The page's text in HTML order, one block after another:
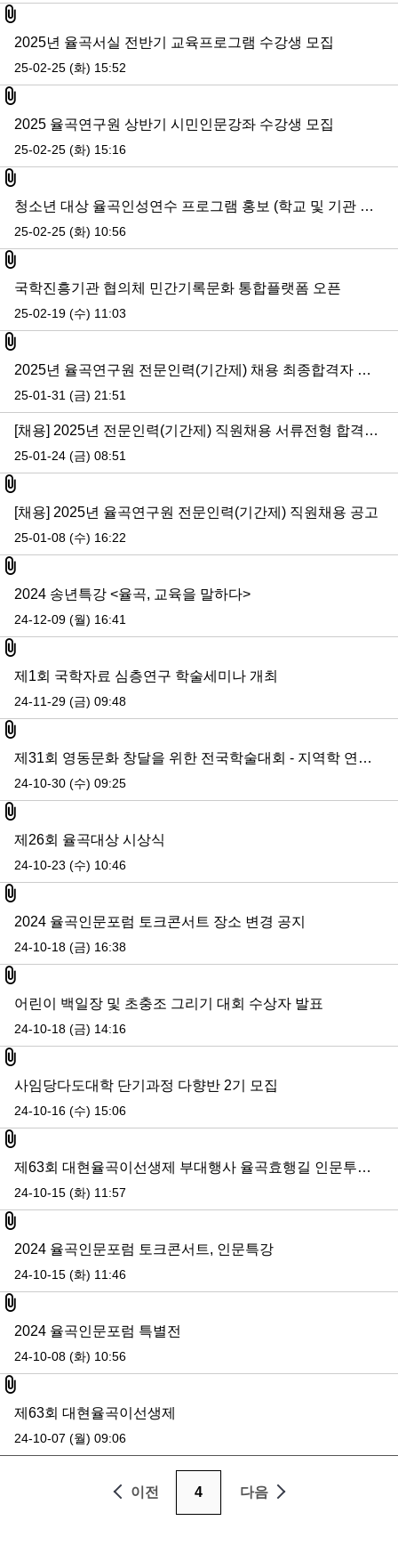
첨부파일
2025년 율곡서실 전반기 교육프로그램 수강생 모집
25-02-25 (화) 15:52
첨부파일
2025 율곡연구원 상반기 시민인문강좌 수강생 모집
25-02-25 (화) 15:16
첨부파일
청소년 대상 율곡인성연수 프로그램 홍보 (학교 및 기관 신청)
25-02-25 (화) 10:56
첨부파일
국학진흥기관 협의체 민간기록문화 통합플랫폼 오픈
25-02-19 (수) 11:03
첨부파일
2025년 율곡연구원 전문인력(기간제) 채용 최종합격자 발표
25-01-31 (금) 21:51
[채용] 2025년 전문인력(기간제) 직원채용 서류전형 합격자 공고
25-01-24 (금) 08:51
첨부파일
[채용] 2025년 율곡연구원 전문인력(기간제) 직원채용 공고
25-01-08 (수) 16:22
첨부파일
2024 송년특강 <율곡, 교육을 말하다>
24-12-09 (월) 16:41
첨부파일
제1회 국학자료 심층연구 학술세미나 개최
24-11-29 (금) 09:48
첨부파일
제31회 영동문화 창달을 위한 전국학술대회 - 지역학 연구의 현황과 전망 (24. 11. 13)
24-10-30 (수) 09:25
첨부파일
제26회 율곡대상 시상식
24-10-23 (수) 10:46
첨부파일
2024 율곡인문포럼 토크콘서트 장소 변경 공지
24-10-18 (금) 16:38
첨부파일
어린이 백일장 및 초충조 그리기 대회 수상자 발표
24-10-18 (금) 14:16
첨부파일
사임당다도대학 단기과정 다향반 2기 모집
24-10-16 (수) 15:06
첨부파일
제63회 대현율곡이선생제 부대행사 율곡효행길 인문투어 참여자 모집
24-10-15 (화) 11:57
첨부파일
2024 율곡인문포럼 토크콘서트, 인문특강
24-10-15 (화) 11:46
첨부파일
2024 율곡인문포럼 특별전
24-10-08 (화) 10:56
첨부파일
제63회 대현율곡이선생제
24-10-07 (월) 09:06
이전 4 다음